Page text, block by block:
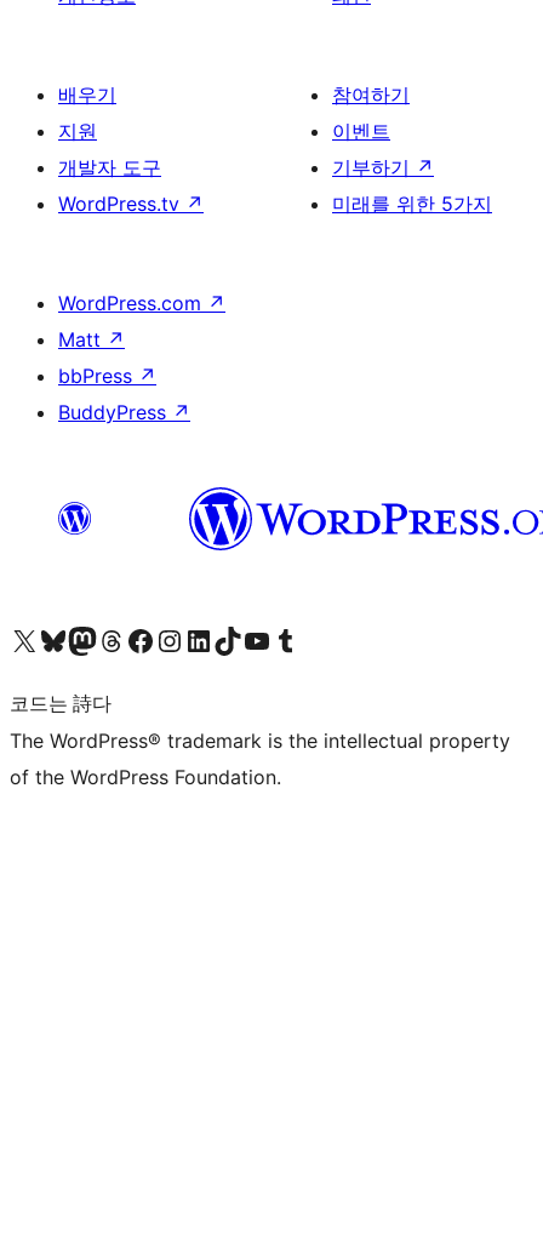
배우기
지원
개발자 도구
WordPress.tv ↗
참여하기
이벤트
기부하기 ↗
미래를 위한 5가지
WordPress.com ↗
Matt ↗
bbPress ↗
BuddyPress ↗
X(이전 트위터) 계정 방문하기블루스카이 계정 방문하기마스토돈 계정 방문하기스레드 계정 방문하기 페이스북 페이지 방문하기인스타그램 계정 방문하기 LinkedIn 계정 방문하기틱톡 계정 방문하기유튜브 채널 방문하기 텀블러 계정 방문하기
코드는 詩다
The WordPress® trademark is the intellectual property
of the WordPress Foundation.